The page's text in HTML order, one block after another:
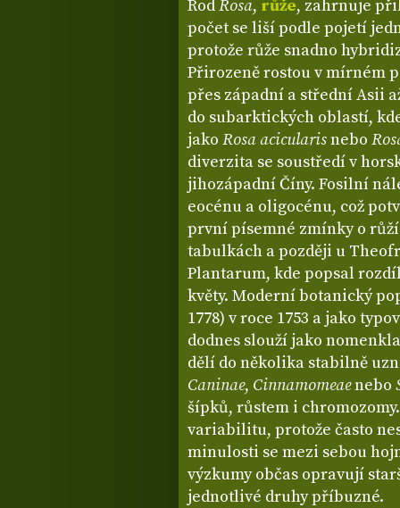
RodRosa, růže, zahrnuje
počet se liší podle pojetí
protože růže snadno
Přirozeně rostou v mírném
přes západní a střední Asii
do subarktických oblastí,
jako Rosa acicularisnebo
diverzita se soustředí v
jihozápadní Číny. Fosilní
eocénu a oligocénu, což
první písemné zmínky o
tabulkách a později u
Plantarum, kde popsal
květy. Moderní botanický
1778) v roce 1753 a jako
dodnes slouží jako
dělí do několika stabilně
Caninae, Cinnamomeaenebo
šípků, růstem i
variabilitu, protože často
minulosti se mezi sebou
výzkumy občas opravují
jednotlivé druhy příbuzné.